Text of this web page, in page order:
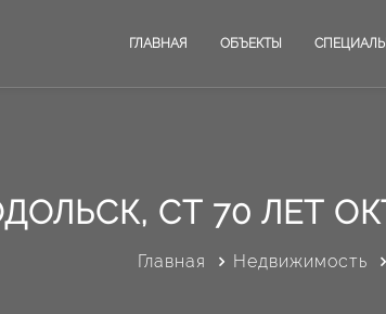
ГЛАВНАЯ ОБЪЕКТЫ
СТ 70 ЛЕТ
Главная Недвижимость